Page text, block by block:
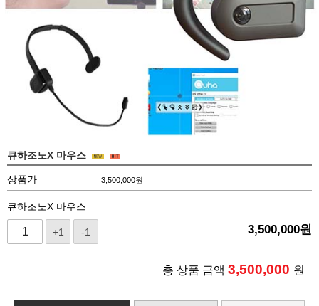
큐하조노X 마우스
상품가 3,500,000원
큐하조노X 마우스
+1 -1 3,500,000원
총 상품 금액 3,500,000 원